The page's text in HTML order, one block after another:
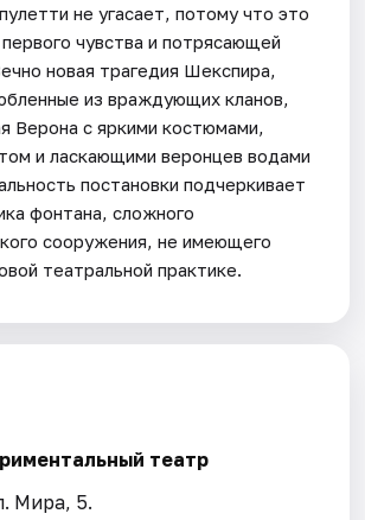
не угасает, потому что это
чувства и потрясающей
новая трагедия Шекспира,
из враждующих кланов,
Верона с яркими костюмами,
и ласкающими веронцев водами
постановки подчеркивает
фонтана, сложного
сооружения, не имеющего
театральной практике.
театр
Мира, 5.